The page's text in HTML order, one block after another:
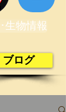
生物情報
ブログ